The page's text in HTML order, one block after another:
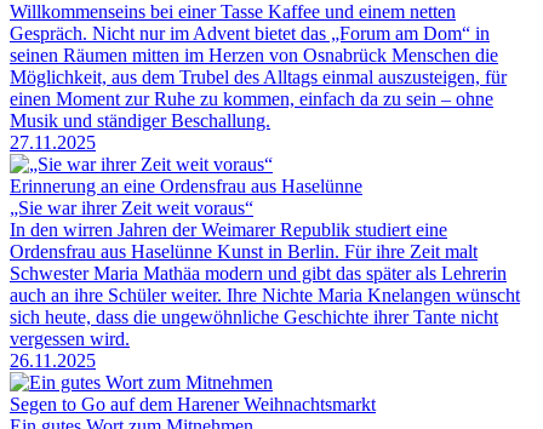
Willkommenseins bei einer Tasse Kaffee und einem netten
Gespräch. Nicht nur im Advent bietet das „Forum am Dom“ in
seinen Räumen mitten im Herzen von Osnabrück Menschen die
Möglichkeit, aus dem Trubel des Alltags einmal auszusteigen, für
einen Moment zur Ruhe zu kommen, einfach da zu sein – ohne
Musik und ständiger Beschallung.
27.11.2025
Erinnerung an eine Ordensfrau aus Haselünne
„Sie war ihrer Zeit weit voraus“
In den wirren Jahren der Weimarer Republik studiert eine
Ordensfrau aus Haselünne Kunst in Berlin. Für ihre Zeit malt
Schwester Maria Mathäa modern und gibt das später als Lehrerin
auch an ihre Schüler weiter. Ihre Nichte Maria Knelangen wünscht
sich heute, dass die ungewöhnliche Geschichte ihrer Tante nicht
vergessen wird.
26.11.2025
Segen to Go auf dem Harener Weihnachtsmarkt